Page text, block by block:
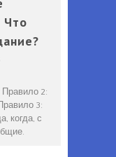
Правило 2:
3:
когда, с